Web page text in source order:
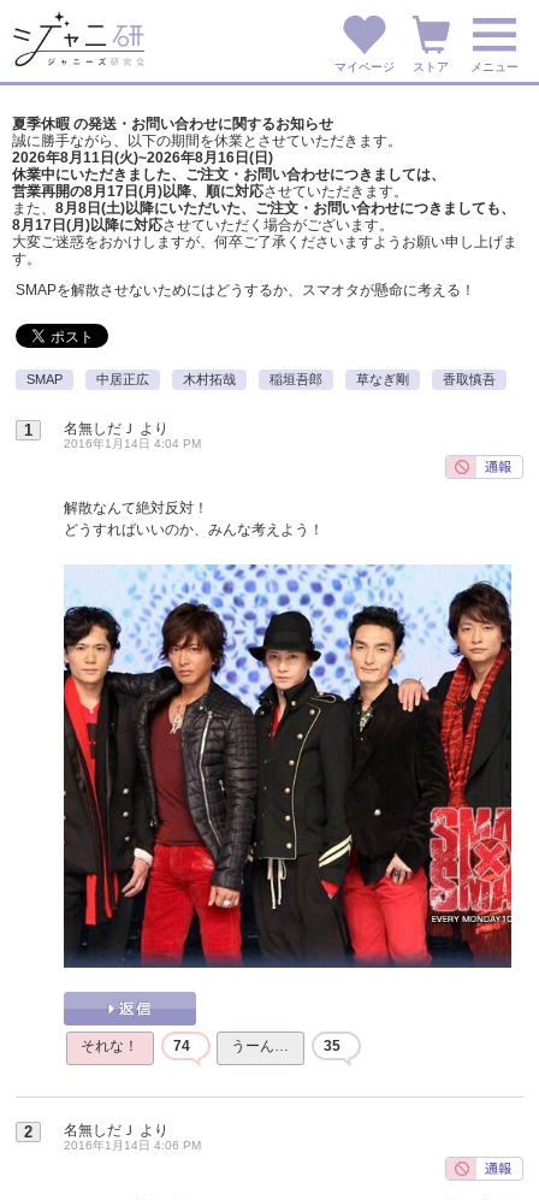
マイページ ストア メニュー
夏季休暇 の発送・お問い合わせに関するお知らせ
誠に勝手ながら、以下の期間を休業とさせていただきます。
2026年8月11日(火)~2026年8月16日(日)
休業中にいただきました、ご注文・お問い合わせにつきましては、
営業再開の8月17日(月)以降、順に対応させていただきます。
また、 8月8日(土)以降にいただいた、ご注文・ お問い合わせにつきましても、
8月17日(月)以降に対応させていただく場合がございます。
大変ご迷惑をおかけしますが、 何卒ご了承くださいますようお願い申し上げま
す。
SMAPを解散させないためにはどうするか、スマオタが懸命に考える！
SMAP 中居正広 木村拓哉 稲垣吾郎 草なぎ剛 香取慎吾
1 名無しだＪ より
2016年1月14日 4:04 PM
解散なんて絶対反対！
どうすればいいのか、みんな考えよう！
それな！ 74 うーん… 35
2 名無しだＪ より
2016年1月14日 4:06 PM